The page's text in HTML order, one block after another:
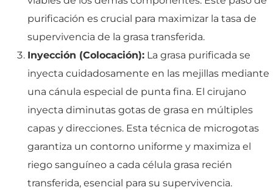
purificación es crucial para maximizar la tasa de
supervivencia de la grasa transferida.
Inyección (Colocación): La grasa purificada se
inyecta cuidadosamente en las mejillas mediante
una cánula especial de punta fina. El cirujano
inyecta diminutas gotas de grasa en múltiples
capas y direcciones. Esta técnica de microgotas
garantiza un contorno uniforme y maximiza el
riego sanguíneo a cada célula grasa recién
transferida, esencial para su supervivencia.